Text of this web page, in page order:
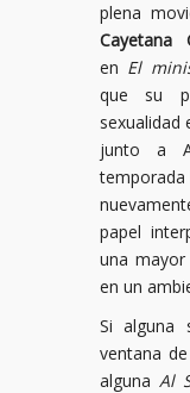
plena
Cayetana
en El
que su
sexualidad
junto a
temporada
papel
una
en un
Si alguna
ventana
alguna Al